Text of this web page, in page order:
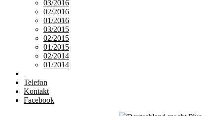
03/2016
02/2016
01/2016
03/2015
02/2015
01/2015
02/2014
01/2014
Telefon
Kontakt
Facebook